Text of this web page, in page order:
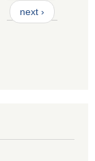
next ›